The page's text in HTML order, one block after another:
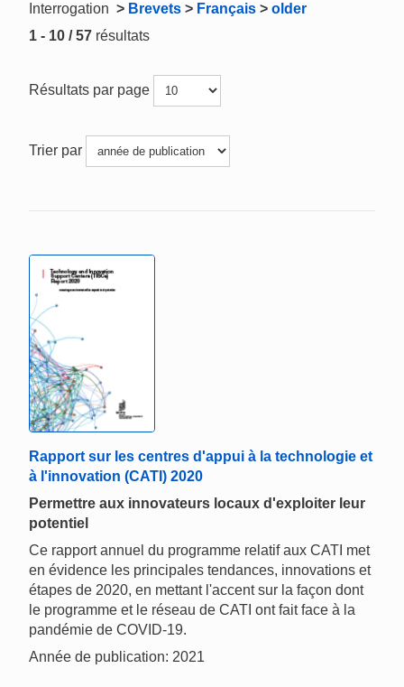
Interrogation > Brevets > Français > older
1 - 10 / 57 résultats
Résultats par page
Trier par
Rapport sur les centres d'appui à la technologie et
à l'innovation (CATI) 2020
Permettre aux innovateurs locaux d'exploiter leur
potentiel
Ce rapport annuel du programme relatif aux CATI met
en évidence les principales tendances, innovations et
étapes de 2020, en mettant l'accent sur la façon dont
le programme et le réseau de CATI ont fait face à la
pandémie de COVID-19.
Année de publication: 2021